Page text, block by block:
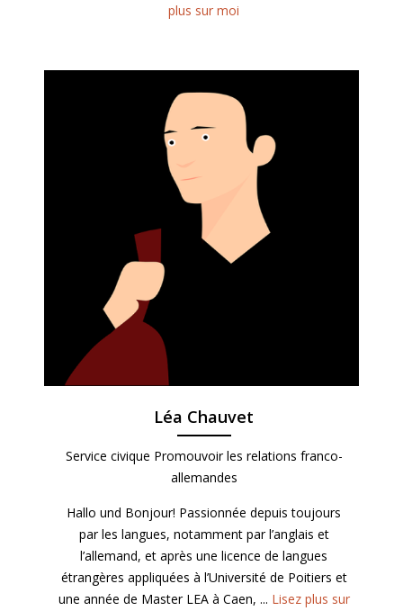
plus sur moi
Léa Chauvet
Service civique Promouvoir les relations franco-
allemandes
Hallo und Bonjour! Passionnée depuis toujours
par les langues, notamment par l’anglais et
l’allemand, et après une licence de langues
étrangères appliquées à l’Université de Poitiers et
une année de Master LEA à Caen, ... Lisez plus sur